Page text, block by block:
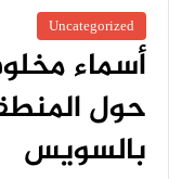
Uncategorized
أسماء
حول
بالسويس